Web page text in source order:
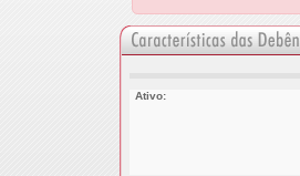
Ativo: